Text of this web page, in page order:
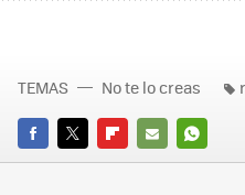
FACEBOOK
TWITTERFLIPBOARD
E-
TEMAS No te lo creas